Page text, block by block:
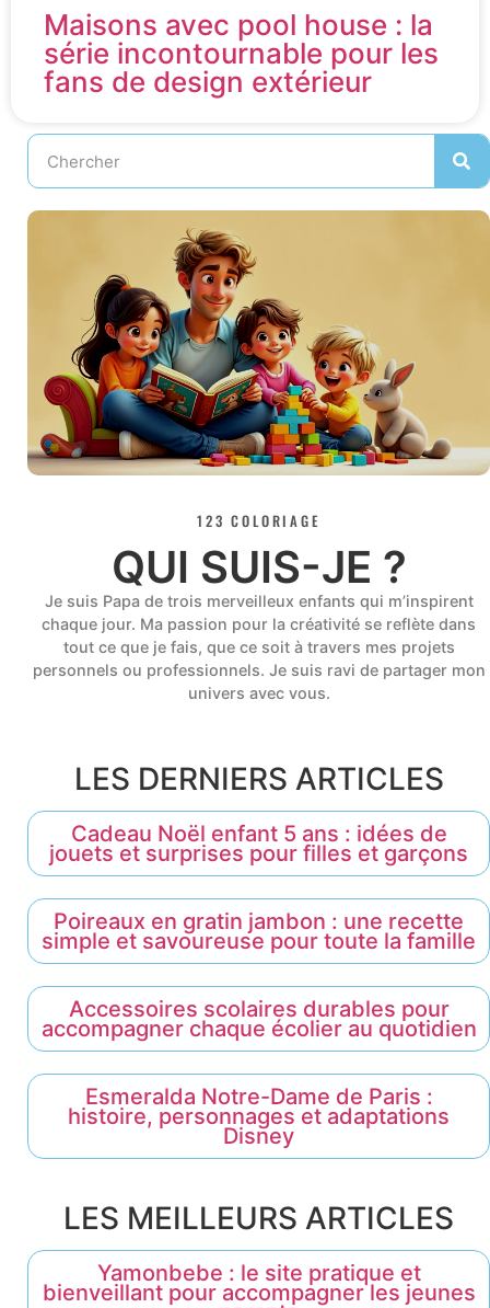
Maisons avec pool house : la
série incontournable pour les
fans de design extérieur
123 COLORIAGE
QUI SUIS-JE ?
Je suis Papa de trois merveilleux enfants qui m’inspirent
chaque jour. Ma passion pour la créativité se reflète dans
tout ce que je fais, que ce soit à travers mes projets
personnels ou professionnels. Je suis ravi de partager mon
univers avec vous.
LES DERNIERS ARTICLES
Cadeau Noël enfant 5 ans : idées de
jouets et surprises pour filles et garçons
Poireaux en gratin jambon : une recette
simple et savoureuse pour toute la famille
Accessoires scolaires durables pour
accompagner chaque écolier au quotidien
Esmeralda Notre-Dame de Paris :
histoire, personnages et adaptations
Disney
LES MEILLEURS ARTICLES
Yamonbebe : le site pratique et
bienveillant pour accompagner les jeunes